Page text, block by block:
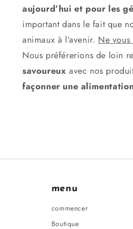
aujourd’hui et pour les
important dans le fait que
animaux à l’avenir. Ne
Nous préférerions de loin
savoureux avec nos
façonner une
menu
commencer
Boutique